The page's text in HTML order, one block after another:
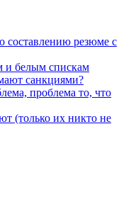
составлению резюме с
и белым спискам
санкциями?
проблема то, что
(только их никто не